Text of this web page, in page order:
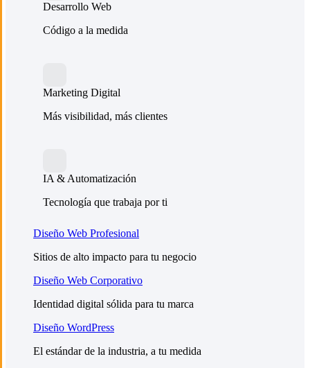
Desarrollo Web
Código a la medida
Marketing Digital
Más visibilidad, más clientes
IA & Automatización
Tecnología que trabaja por ti
Diseño Web Profesional
Sitios de alto impacto para tu negocio
Diseño Web Corporativo
Identidad digital sólida para tu marca
Diseño WordPress
El estándar de la industria, a tu medida